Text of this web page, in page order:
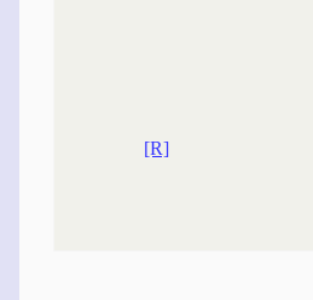
[R]